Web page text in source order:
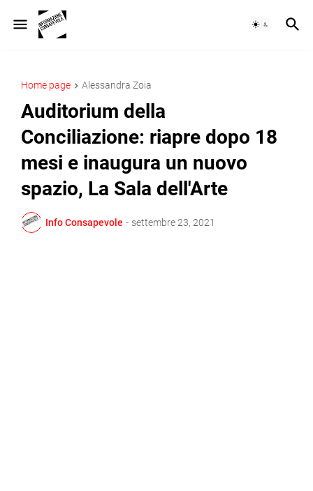
Home page Alessandra Zoia
Auditorium della
Conciliazione: riapre dopo 18
mesi e inaugura un nuovo
spazio, La Sala dell'Arte
Info Consapevole - settembre 23, 2021